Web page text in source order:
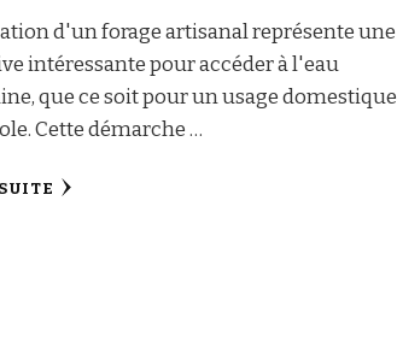
d'un forage artisanal représente une
intéressante pour accéder à l'eau
que ce soit pour un usage domestique
Cette démarche …